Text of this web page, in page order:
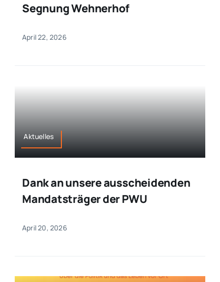
Segnung Wehnerhof
April 22, 2026
Aktuelles
Dank an unsere ausscheidenden
Mandatsträger der PWU
April 20, 2026